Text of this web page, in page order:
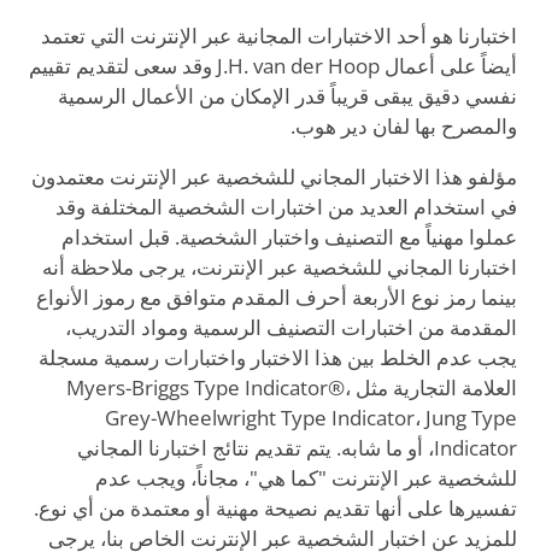
اختبارنا هو أحد الاختبارات المجانية عبر الإنترنت التي تعتمد
أيضاً على أعمال J.H. van der Hoop وقد سعى لتقديم تقييم
نفسي دقيق يبقى قريباً قدر الإمكان من الأعمال الرسمية
والمصرح بها لفان دير هوب.
مؤلفو هذا الاختبار المجاني للشخصية عبر الإنترنت معتمدون
في استخدام العديد من اختبارات الشخصية المختلفة وقد
عملوا مهنياً مع التصنيف واختبار الشخصية. قبل استخدام
اختبارنا المجاني للشخصية عبر الإنترنت، يرجى ملاحظة أنه
بينما رمز نوع الأربعة أحرف المقدم متوافق مع رموز الأنواع
المقدمة من اختبارات التصنيف الرسمية ومواد التدريب،
يجب عدم الخلط بين هذا الاختبار واختبارات رسمية مسجلة
العلامة التجارية مثل Myers-Briggs Type Indicator®،
Grey-Wheelwright Type Indicator، Jung Type
Indicator، أو ما شابه. يتم تقديم نتائج اختبارنا المجاني
للشخصية عبر الإنترنت "كما هي"، مجاناً، ويجب عدم
تفسيرها على أنها تقديم نصيحة مهنية أو معتمدة من أي نوع.
للمزيد عن اختبار الشخصية عبر الإنترنت الخاص بنا، يرجى